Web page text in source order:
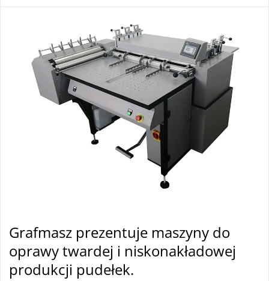
Grafmasz prezentuje maszyny do
oprawy twardej i niskonakładowej
produkcji pudełek.